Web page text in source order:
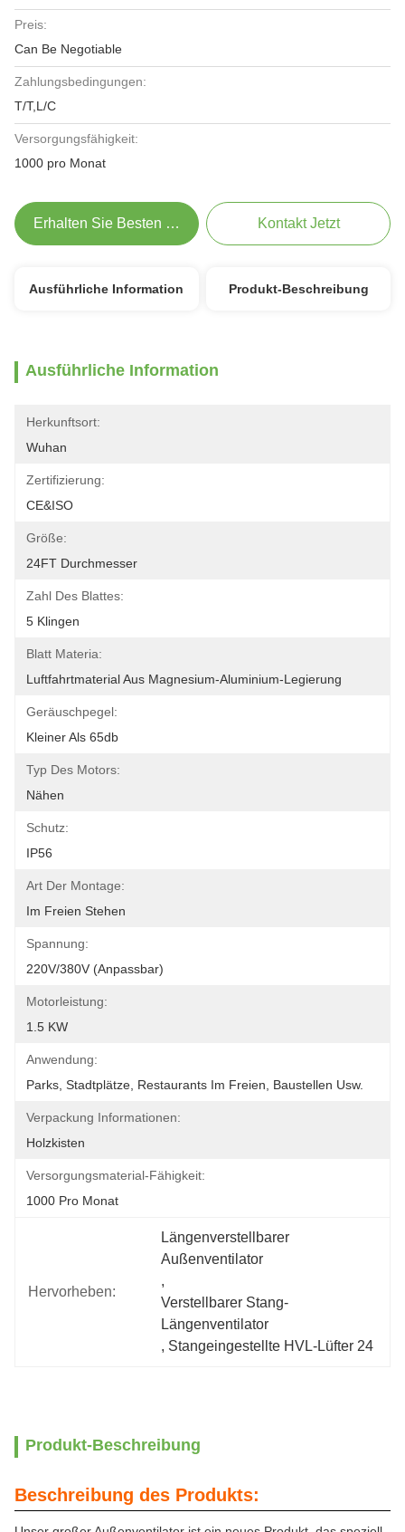
Preis:
Can Be Negotiable
Zahlungsbedingungen:
T/T,L/C
Versorgungsfähigkeit:
1000 pro Monat
Erhalten Sie Besten Preis Kontakt Jetzt
Ausführliche Information Produkt-Beschreibung
Ausführliche Information
Herkunftsort:
Wuhan
Zertifizierung:
CE&ISO
Größe:
24FT Durchmesser
Zahl Des Blattes:
5 Klingen
Blatt Materia:
Luftfahrtmaterial Aus Magnesium-Aluminium-Legierung
Geräuschpegel:
Kleiner Als 65db
Typ Des Motors:
Nähen
Schutz:
IP56
Art Der Montage:
Im Freien Stehen
Spannung:
220V/380V (anpassbar)
Motorleistung:
1.5 KW
Anwendung:
Parks, Stadtplätze, Restaurants Im Freien, Baustellen Usw.
Verpackung Informationen:
Holzkisten
Versorgungsmaterial-Fähigkeit:
1000 Pro Monat
Hervorheben:
Längenverstellbarer
Außenventilator
,
Verstellbarer Stang-
Längenventilator
, Stangeingestellte HVL-Lüfter 24
Produkt-Beschreibung
Beschreibung des Produkts: